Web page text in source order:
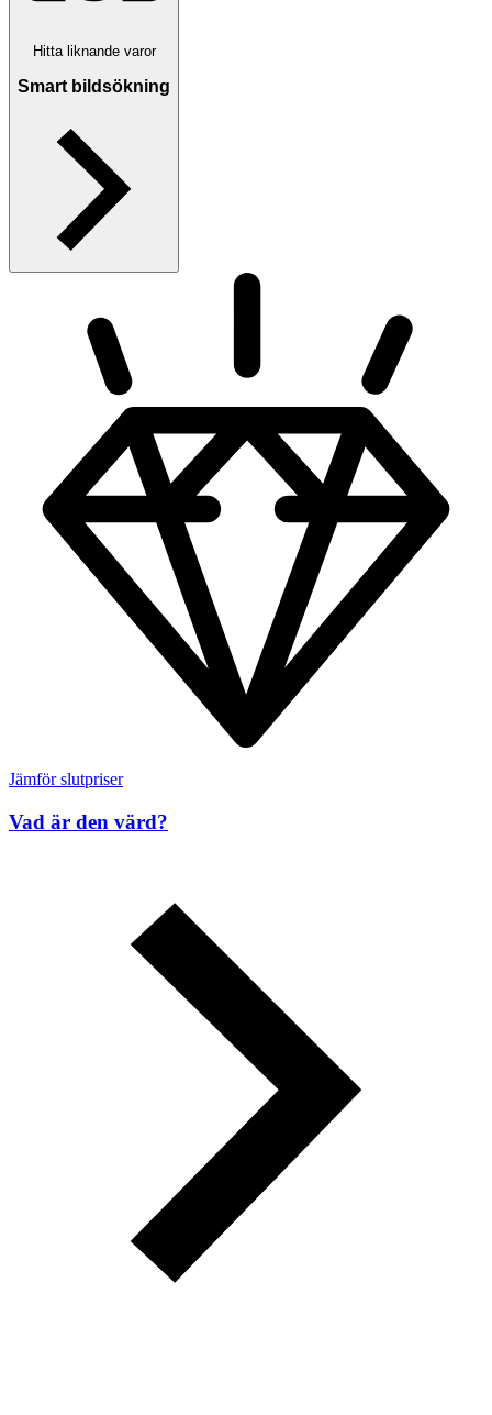
Hitta liknande varor
Smart bildsökning
Jämför slutpriser
Vad är den värd?